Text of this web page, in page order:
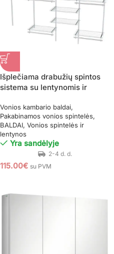
Išplečiama drabužių spintos
sistema su lentynomis ir
Vonios kambario baldai
Pakabinamos vonios spintelės
BALDAI Vonios spintelės ir
lentynos
Yra sandėlyje
115.00€ su PVM